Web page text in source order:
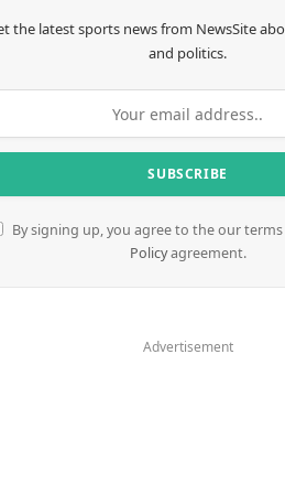
the latest sports news from NewsSite
and politics.
By signing up, you agree to the our
Policyagreement.
Advertisement